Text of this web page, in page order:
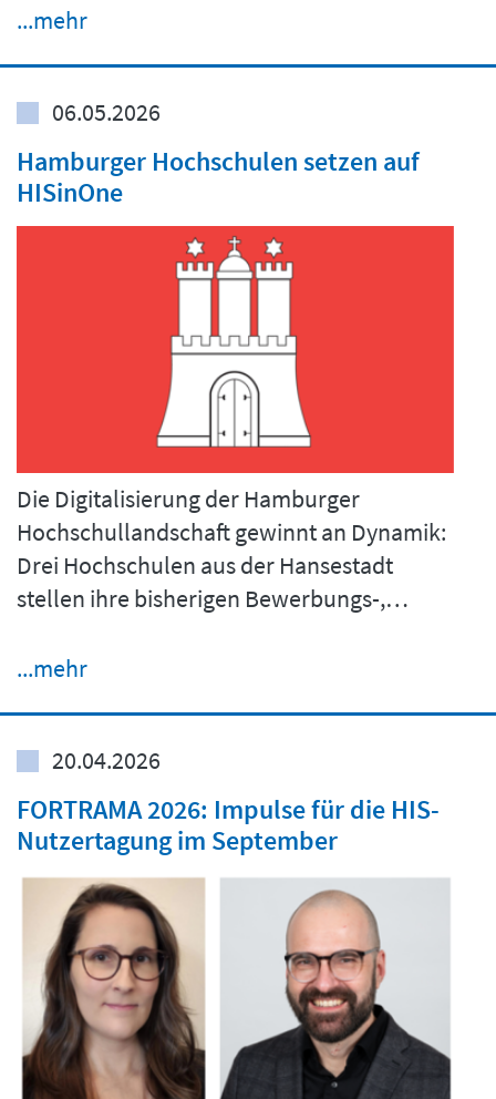
...mehr
06.05.2026
Hamburger Hochschulen setzen auf
HISinOne
Die Digitalisierung der Hamburger
Hochschullandschaft gewinnt an Dynamik:
Drei Hochschulen aus der Hansestadt
stellen ihre bisherigen Bewerbungs-,…
...mehr
20.04.2026
FORTRAMA 2026: Impulse für die HIS-
Nutzertagung im September